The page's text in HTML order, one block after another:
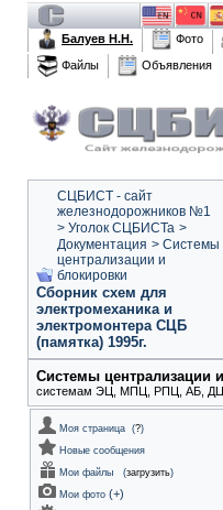
Балуев Н.Н.
Фото
Файлы
Объявления
СЦБИСТ - сайт
железнодорожников №1
> Уголок СЦБИСТа >
Документация > Системы
централизации и
блокировки
Сборник схем для
электромеханика и
электромонтера СЦБ
(памятка) 1995г.
Системы централизации
системам ЭЦ, МПЦ, РПЦ, АБ,
Моя страница (?)
Новые сообщения
Мои файлы
(загрузить)
Мои фото (+)